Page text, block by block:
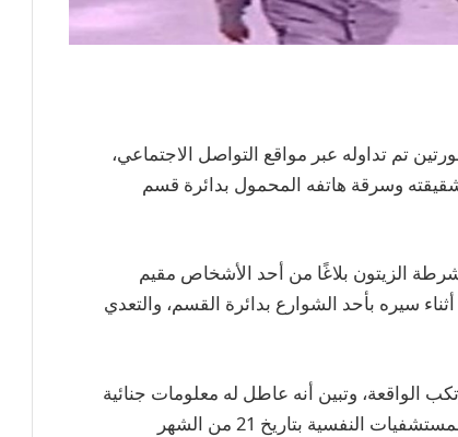
تم تداوله عبر مواقع التواصل الاجتماعي،
وسرقة هاتفه المحمول بدائرة قسم
تلقى قسم شرطة الزيتون بلاغًا من أحد الأشخاص مقيم
سيره بأحد الشوارع بدائرة القسم، والتعدي
الواقعة، وتبين أنه عاطل له معلومات جنائية
ومقيم بمحافظة القليوبية، كما تبين أنه جرى إيداعه بإحدى المستشفيات النفسية بتاريخ 21 من الشهر